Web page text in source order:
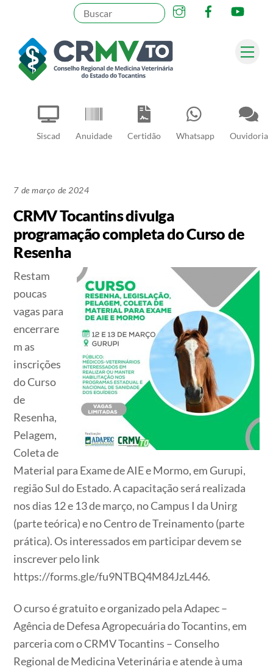
content
Siscad Anuidade Certidão Whatsapp Ouvidoria
InstagramFacebook
Pesquisar
7 de março de 2024
CRMV Tocantins divulga
programação completa do Curso de
Resenha
Restam
poucas
vagas para
encerrare
m as
inscrições
do Curso
de
Resenha,
Pelagem,
Coleta de
Material para Exame de AIE e Mormo, em Gurupi,
região Sul do Estado. A capacitação será realizada
nos dias 12 e 13 de março, no Campus I da Unirg
(parte teórica) e no Centro de Treinamento (parte
prática). Os interessados em participar devem se
inscrever pelo link
https://forms.gle/fu9NTBQ4M84JzL446.
O curso é gratuito e organizado pela Adapec –
Agência de Defesa Agropecuária do Tocantins, em
parceria com o CRMV Tocantins – Conselho
Regional de Medicina Veterinária e atende à uma